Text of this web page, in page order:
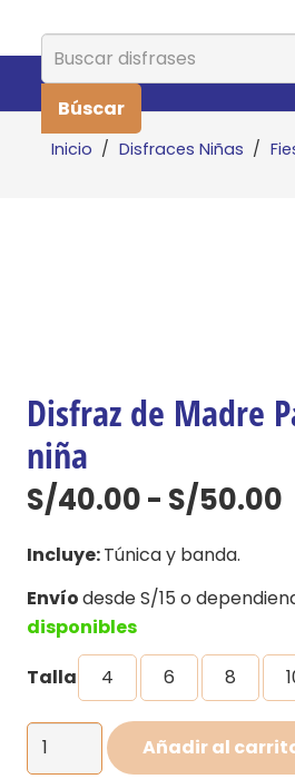
Buscar:
Inicio / Disfraces Niñas /
Disfraz de Madre
niña
S/40.00- S/50.00
Incluye:Túnica y banda.
Envíodesde S/15 o
disponibles
Talla
4 6 8
Disfraz
de
Añadir al